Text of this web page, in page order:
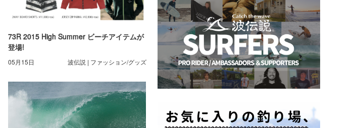
73R 2015 High Summer ビーチアイテムが
登場!
05月15日 波伝説 | ファッション/グッズ